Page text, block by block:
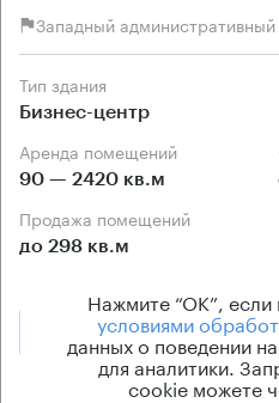
Западный
Тип здания
Бизнес-центр
Аренда помещений
90 — 2420 кв.м
Продажа помещений
до 298 кв.м
Позвонить
Нажмите “ОК”, если
условиями
данных о поведении
для аналитики.
cookie можете